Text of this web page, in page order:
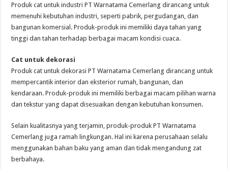
Produk cat untuk industri PT Warnatama Cemerlang dirancang untuk
memenuhi kebutuhan industri, seperti pabrik, pergudangan, dan
bangunan komersial. Produk-produk ini memiliki daya tahan yang
tinggi dan tahan terhadap berbagai macam kondisi cuaca.
Cat untuk dekorasi
Produk cat untuk dekorasi PT Warnatama Cemerlang dirancang untuk
mempercantik interior dan eksterior rumah, bangunan, dan
kendaraan. Produk-produk ini memiliki berbagai macam pilihan warna
dan tekstur yang dapat disesuaikan dengan kebutuhan konsumen.
Selain kualitasnya yang terjamin, produk-produk PT Warnatama
Cemerlang juga ramah lingkungan. Hal ini karena perusahaan selalu
menggunakan bahan baku yang aman dan tidak mengandung zat
berbahaya.